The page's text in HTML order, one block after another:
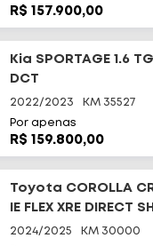
R$ 157.900,00
Kia SPORTAGE 1.6
DCT
2022/2023 KM 35527
Por apenas
R$ 159.800,00
Toyota COROLLA
IE FLEX XRE DIRECT
2024/2025 KM 30000